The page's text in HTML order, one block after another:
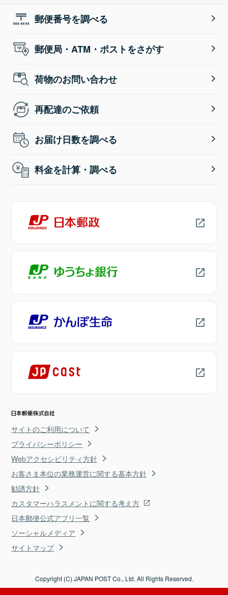
郵便番号を調べる
郵便局・ATM・ポストをさがす
荷物のお問い合わせ
再配達のご依頼
お届け日数を調べる
料金を計算・調べる
サイトのご利用について
プライバシーポリシー
Webアクセシビリティ方針
お客さま本位の業務運営に関する基本方針
勧誘方針
カスタマーハラスメントに関する考え方
日本郵便公式アプリ一覧
ソーシャルメディア
サイトマップ
Copyright (C) JAPAN POST Co., Ltd. All Rights Reserved.